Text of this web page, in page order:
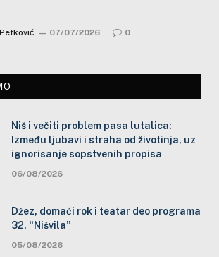
07/07/2026 0
Niš i večiti problem pasa lutalica:
Između ljubavi i straha od životinja, uz
ignorisanje sopstvenih propisa
06/08/2026
Džez, domaći rok i teatar deo programa
32. “Nišvila”
05/08/2026